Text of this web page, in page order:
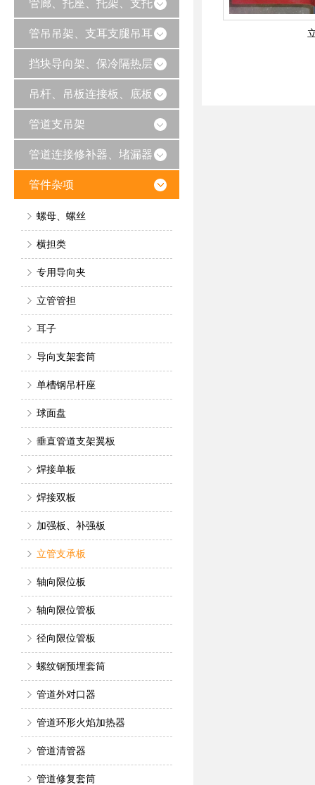
管廊、托座、托架、支托
管吊吊架、支耳支腿吊耳
挡块导向架、保冷隔热层
吊杆、吊板连接板、底板
管道支吊架
管道连接修补器、堵漏器
管件杂项
螺母、螺丝
横担类
专用导向夹
立管管担
耳子
导向支架套筒
单槽钢吊杆座
球面盘
垂直管道支架翼板
焊接单板
焊接双板
加强板、补强板
立管支承板
轴向限位板
轴向限位管板
径向限位管板
螺纹钢预埋套筒
管道外对口器
管道环形火焰加热器
管道清管器
管道修复套筒